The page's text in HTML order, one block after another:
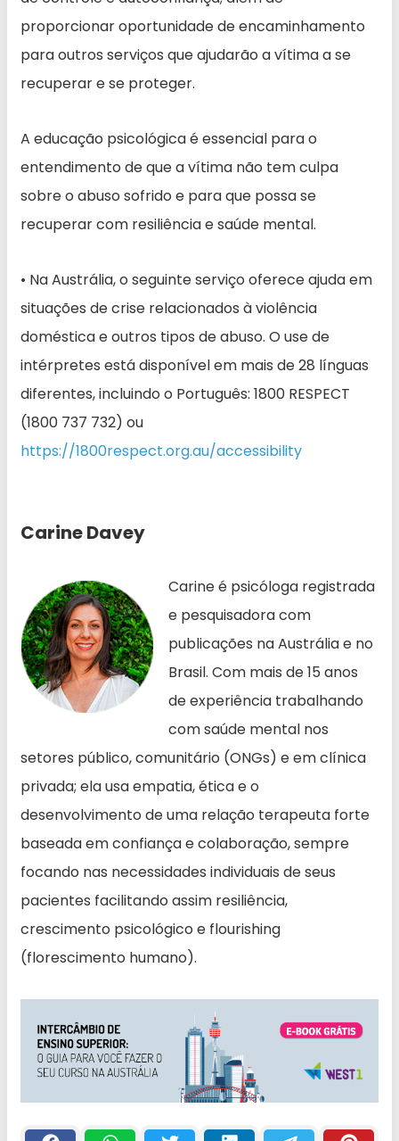
proporcionar oportunidade de encaminhamento
para outros serviços que ajudarão a vítima a se
recuperar e se proteger.
A educação psicológica é essencial para o
entendimento de que a vítima não tem culpa
sobre o abuso sofrido e para que possa se
recuperar com resiliência e saúde mental.
• Na Austrália, o seguinte serviço oferece ajuda em
situações de crise relacionados à violência
doméstica e outros tipos de abuso. O use de
intérpretes está disponível em mais de 28 línguas
diferentes, incluindo o Português: 1800 RESPECT
(1800 737 732) ou
https://1800respect.org.au/accessibility
Carine Davey
Carine é psicóloga registrada
e pesquisadora com
publicações na Austrália e no
Brasil. Com mais de 15 anos
de experiência trabalhando
com saúde mental nos
setores público, comunitário (ONGs) e em clínica
privada; ela usa empatia, ética e o
desenvolvimento de uma relação terapeuta forte
baseada em confiança e colaboração, sempre
focando nas necessidades individuais de seus
pacientes facilitando assim resiliência,
crescimento psicológico e flourishing
(florescimento humano).